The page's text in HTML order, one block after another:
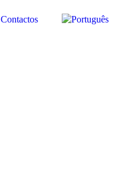
Contactos